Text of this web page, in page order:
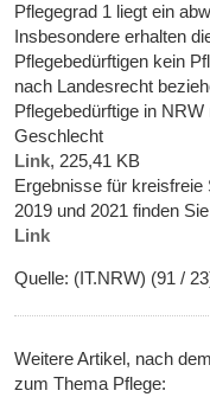
Pflegegrad 1 liegt ein
Insbesondere erhalten
Pflegebedürftigen kein
nach Landesrecht
Pflegebedürftige in
Geschlecht
Link, 225,41 KB
Ergebnisse für kreisfreie
2019 und 2021 finden
Link
Quelle: (IT.NRW) (91 /
Weitere Artikel, nach
zum Thema Pflege: